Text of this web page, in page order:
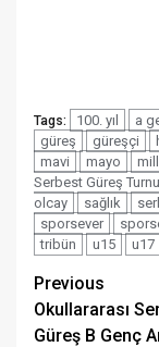
Tags: 100. yıl a
güreş
güreşçi
mavi
mayo
Serbest Güreş
olcay
sağlık
sporsever
tribün
u15 u17
Post
Previous
Okullararası
Güreş B Genç